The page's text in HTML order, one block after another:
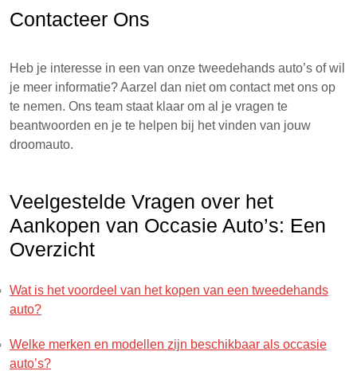
Contacteer Ons
Heb je interesse in een van onze tweedehands auto’s of wil
je meer informatie? Aarzel dan niet om contact met ons op
te nemen. Ons team staat klaar om al je vragen te
beantwoorden en je te helpen bij het vinden van jouw
droomauto.
Veelgestelde Vragen over het
Aankopen van Occasie Auto’s: Een
Overzicht
Wat is het voordeel van het kopen van een tweedehands
auto?
Welke merken en modellen zijn beschikbaar als occasie
auto’s?